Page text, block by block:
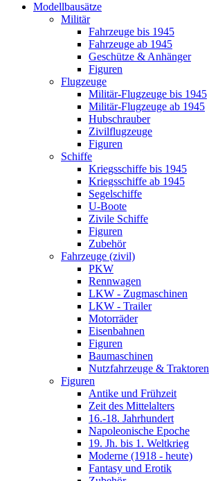
Modellbausätze
Militär
Fahrzeuge bis 1945
Fahrzeuge ab 1945
Geschütze & Anhänger
Figuren
Flugzeuge
Militär-Flugzeuge bis 1945
Militär-Flugzeuge ab 1945
Hubschrauber
Zivilflugzeuge
Figuren
Schiffe
Kriegsschiffe bis 1945
Kriegsschiffe ab 1945
Segelschiffe
U-Boote
Zivile Schiffe
Figuren
Zubehör
Fahrzeuge (zivil)
PKW
Rennwagen
LKW - Zugmaschinen
LKW - Trailer
Motorräder
Eisenbahnen
Figuren
Baumaschinen
Nutzfahrzeuge & Traktoren
Figuren
Antike und Frühzeit
Zeit des Mittelalters
16.-18. Jahrhundert
Napoleonische Epoche
19. Jh. bis 1. Weltkrieg
Moderne (1918 - heute)
Fantasy und Erotik